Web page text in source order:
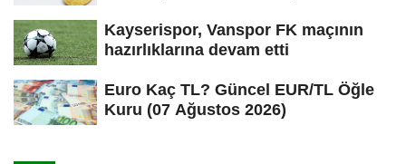
Kayserispor, Vanspor FK maçının
hazırlıklarına devam etti
Euro Kaç TL? Güncel EUR/TL Öğle
Kuru (07 Ağustos 2026)